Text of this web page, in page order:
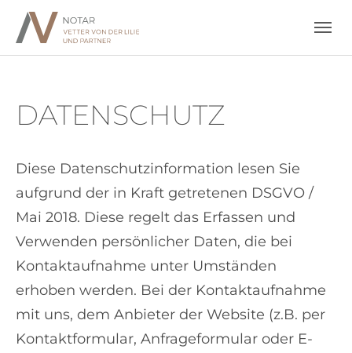
Skip to main navigation
Skip to main content
Skip to page footer
DATENSCHUTZ
Diese Datenschutzinformation lesen Sie
aufgrund der in Kraft getretenen DSGVO /
Mai 2018. Diese regelt das Erfassen und
Verwenden persönlicher Daten, die bei
Kontaktaufnahme unter Umständen
erhoben werden. Bei der Kontaktaufnahme
mit uns, dem Anbieter der Website (z.B. per
Kontaktformular, Anfrageformular oder E-